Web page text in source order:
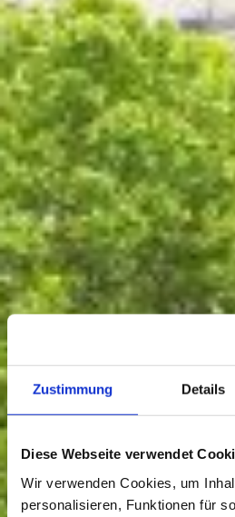
Zustimmung Details
Diese Webseite verwendet
Wir verwenden Cookies, um
personalisieren, Funktionen für